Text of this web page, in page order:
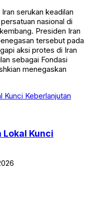
serukan keadilan
nasional di
Presiden Iran
tersebut pada
aksi protes di Iran
sebagai Fondasi
menegaskan
Lokal Kunci